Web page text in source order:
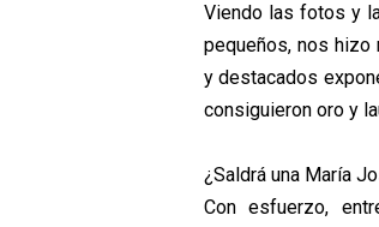
Viendo las fotos y
pequeños, nos hizo
y destacados
consiguieron oro y
¿Saldrá una María
Con esfuerzo,